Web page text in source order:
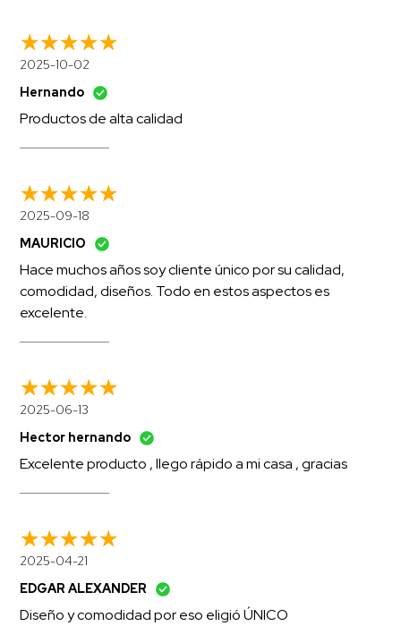
2025-10-02
Hernando
Productos de alta calidad
2025-09-18
MAURICIO
Hace muchos años soy cliente único por su calidad,
comodidad, diseños. Todo en estos aspectos es
excelente.
2025-06-13
Hector hernando
Excelente producto , llego rápido a mi casa , gracias
2025-04-21
EDGAR ALEXANDER
Diseño y comodidad por eso eligió ÚNICO